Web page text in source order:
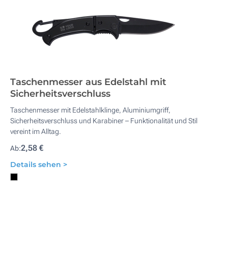
Taschenmesser aus Edelstahl mit
Sicherheitsverschluss
Taschenmesser mit Edelstahlklinge, Aluminiumgriff,
Sicherheitsverschluss und Karabiner – Funktionalität und Stil
vereint im Alltag.
Ab:2,58 €
Details sehen >